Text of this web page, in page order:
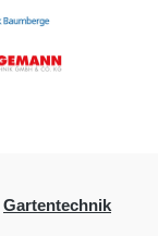
Gartentechnik